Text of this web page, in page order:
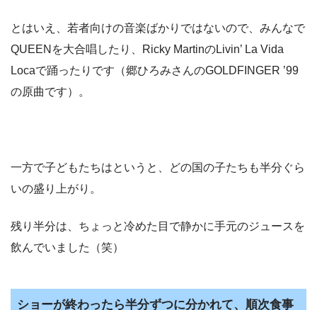
とはいえ、若者向けの音楽ばかりではないので、みんなで
QUEENを大合唱したり、Ricky MartinのLivin’ La Vida
Locaで踊ったりです（郷ひろみさんのGOLDFINGER ’99
の原曲です）。
一方で子どもたちはというと、どの国の子たちも半分ぐら
いの盛り上がり。
残り半分は、ちょっと冷めた目で静かに手元のジュースを
飲んでいました（笑）
ショーが終わったら半分ずつに分かれて、順次食事